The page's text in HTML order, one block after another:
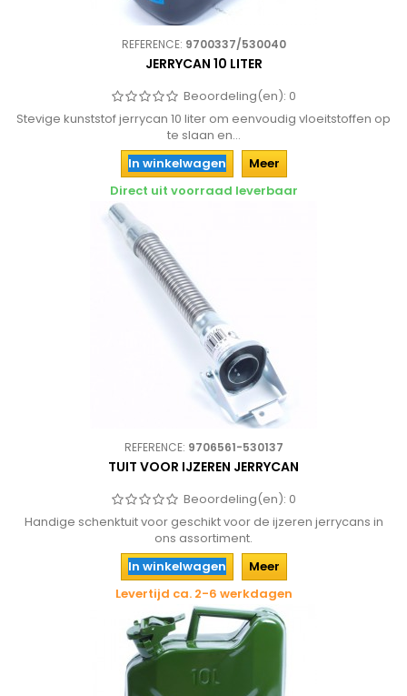
REFERENCE: 9700337/530040
JERRYCAN 10 LITER
Beoordeling(en): 0
Stevige kunststof jerrycan 10 liter om eenvoudig vloeitstoffen op
te slaan en...
In winkelwagen
Meer
Direct uit voorraad leverbaar
REFERENCE: 9706561-530137
TUIT VOOR IJZEREN JERRYCAN
Beoordeling(en): 0
Handige schenktuit voor geschikt voor de ijzeren jerrycans in
ons assortiment.
In winkelwagen
Meer
Levertijd ca. 2-6 werkdagen